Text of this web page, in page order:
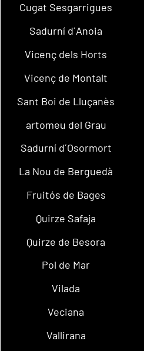
Cugat Sesgarrigues
Sadurní d´Anoia
Vicenç dels Horts
Vicenç de Montalt
Sant Boi de Lluçanès
artomeu del Grau
Sadurní d´Osormort
La Nou de Berguedà
Fruitós de Bages
Quirze Safaja
Quirze de Besora
Pol de Mar
Vilada
Veciana
Vallirana